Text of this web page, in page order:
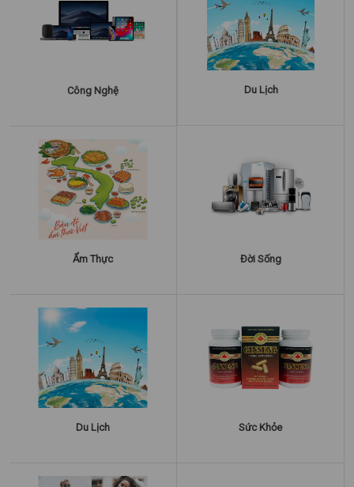
Công Nghệ Du Lịch
Ẩm Thực Đời Sống
Du Lịch Sức Khỏe